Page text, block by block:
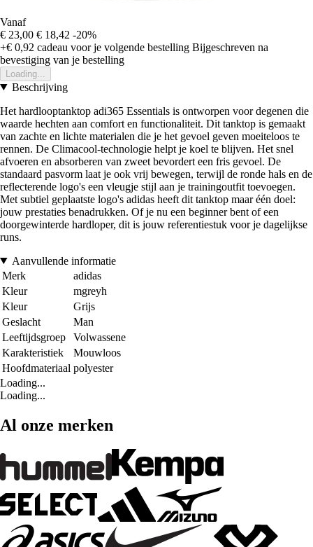
Vanaf
€ 23,00 € 18,42 -20%
+€ 0,92 cadeau voor je volgende bestelling Bijgeschreven na
bevestiging van je bestelling
Loading...
Beschrijving
Het hardlooptanktop adi365 Essentials is ontworpen voor degenen die
waarde hechten aan comfort en functionaliteit. Dit tanktop is gemaakt
van zachte en lichte materialen die je het gevoel geven moeiteloos te
rennen. De Climacool-technologie helpt je koel te blijven. Het snel
afvoeren en absorberen van zweet bevordert een fris gevoel. De
standaard pasvorm laat je ook vrij bewegen, terwijl de ronde hals en de
reflecterende logo's een vleugje stijl aan je trainingoutfit toevoegen.
Met subtiel geplaatste logo's adidas heeft dit tanktop maar één doel:
jouw prestaties benadrukken. Of je nu een beginner bent of een
doorgewinterde hardloper, dit is jouw referentiestuk voor je dagelijkse
runs.
Aanvullende informatie
Merk
adidas
Kleur
mgreyh
Kleur
Grijs
Geslacht
Man
Leeftijdsgroep
Volwassene
Karakteristiek
Mouwloos
Hoofdmateriaal polyester
Loading...
Loading...
Al onze merken